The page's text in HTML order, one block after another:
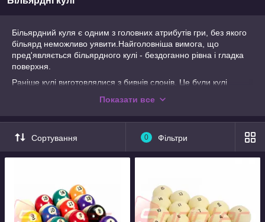
Більярдний куля є одним з головних атрибутів гри, без якого
більярд неможливо уявити.Найголовніша вимога, що
пред'являється більярдного кулі - бездоганно рівна і гладка
поверхня.
Раніше кулі виготовлялися з бивнів слонів. Це були кулі
час кулі для більярда виготовляються з фенол
Показати все
Сортування 0 Фільтри